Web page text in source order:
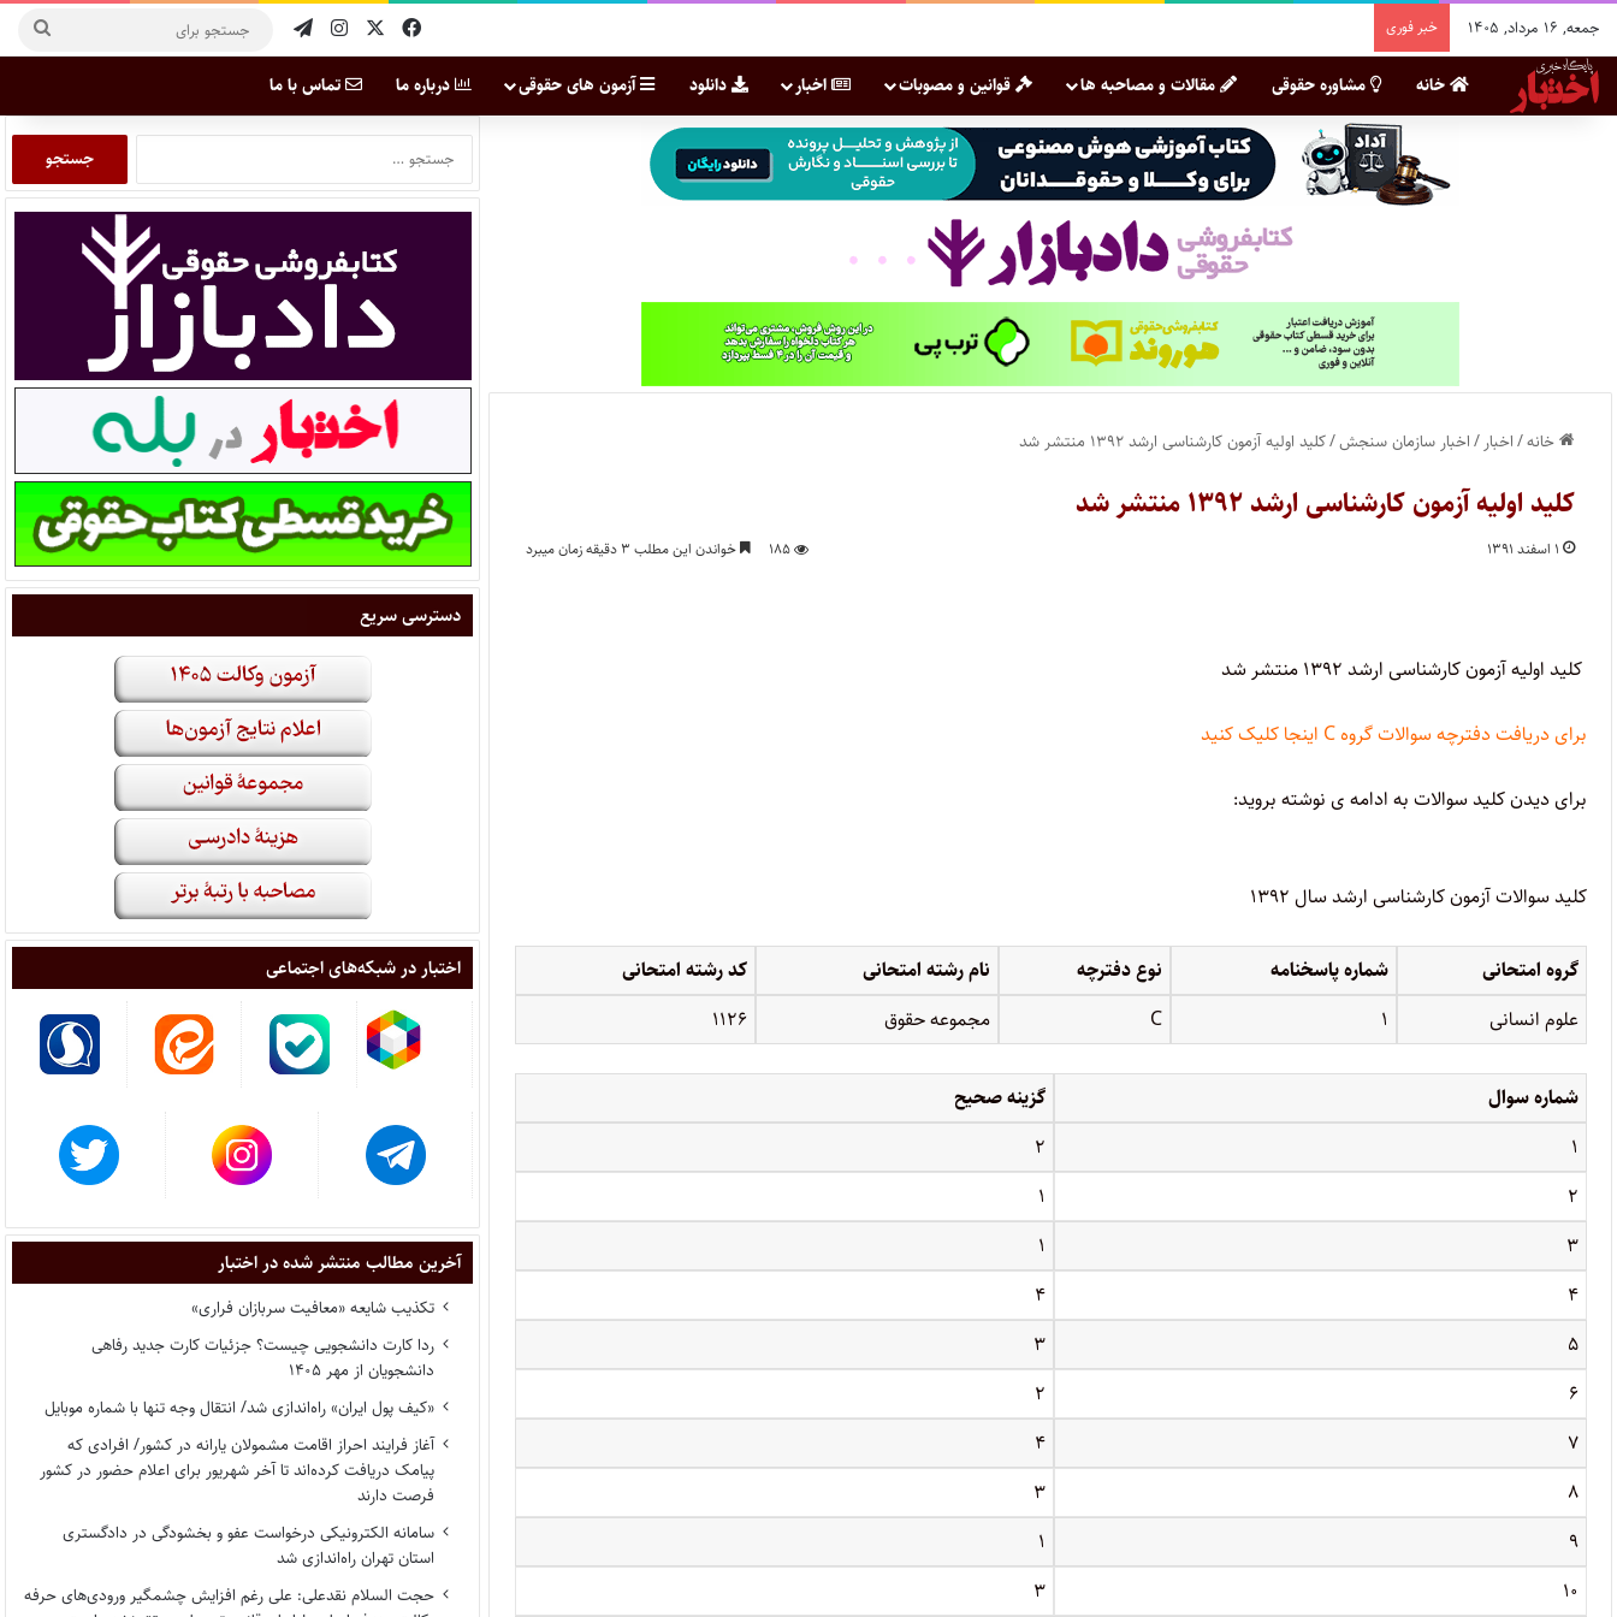
جمعه, ۱۶ مرداد, ۱۴۰۵ خبر فوری
خانه مشاوره حقوقی مقالات و مصاحبه ها قوانین و مصوبات اخبار دانلود آزمون های حقوقی درباره ما تماس با ما
خانه/اخبار /اخبار سازمان سنجش/کلید اولیه آزمون کارشناسی ارشد ۱۳۹۲ منتشر شد
کلید اولیه آزمون کارشناسی ارشد ۱۳۹۲ منتشر شد
۱ اسفند ۱۳۹۱ ۱۸۵ خواندن این مطلب ۳ دقیقه زمان میبرد
کلید اولیه آزمون کارشناسی ارشد ۱۳۹۲ منتشر شد
برای دریافت دفترچه سوالات گروه C اینجا کلیک کنید
برای دیدن کلید سوالات به ادامه ی نوشته بروید:
کلید سوالات آزمون کارشناسی ارشد سال ۱۳۹۲
گروه امتحانی شماره پاسخنامه نوع دفترچه نام رشته امتحانی
کد رشته امتحانی
علوم انسانی
۱ C مجموعه حقوق ۱۱۲۶
شماره سوال
گزینه صحیح
۱
۲
۲
۱
۳
۱
۴
۴
۵
۳
۶
۲
۷
۴
۸
۳
۹
۱
۱۰
۳
دسترسی سریع
اختبار در شبکه‌های اجتماعی
آخرین مطالب منتشر شده در اختبار
تکذیب شایعه «معافیت سربازان فراری»
ردا کارت دانشجویی چیست؟ جزئیات کارت جدید رفاهی
دانشجویان از مهر ۱۴۰۵
«کیف پول ایران» راه‌اندازی شد/ انتقال وجه تنها با شماره موبایل
آغاز فرایند احراز اقامت مشمولان یارانه در کشور/ افرادی که
پیامک دریافت کرده‌اند تا آخر شهریور برای اعلام حضور در کشور
فرصت دارند
سامانه الکترونیکی درخواست عفو و بخشودگی در دادگستری
استان تهران راه‌اندازی شد
حجت السلام نقدعلی: علی رغم افزایش چشمگیر ورودی‌های حرفه